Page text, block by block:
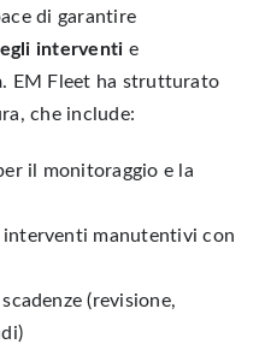
di garantire
interventi e
. EM Fleet ha strutturato
che include:
il monitoraggio e la
manutentivi con
(revisione,